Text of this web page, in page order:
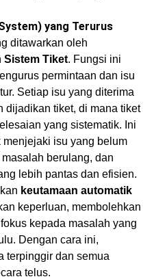
yang Terurus
ditawarkan oleh
Sistem Tiket. Fungsi ini
permintaan dan isu
Setiap isu yang diterima
dijadikan tiket, di mana tiket
yang sistematik. Ini
isu yang belum
berulang, dan
lebih pantas dan efisien.
keutamaan automatik
keperluan, membolehkan
kepada masalah yang
Dengan cara ini,
terpinggir dan semua
telus.